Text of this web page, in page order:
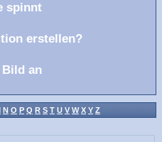
spinnt
erstellen?
an
N O P Q R S T U V W X Y Z